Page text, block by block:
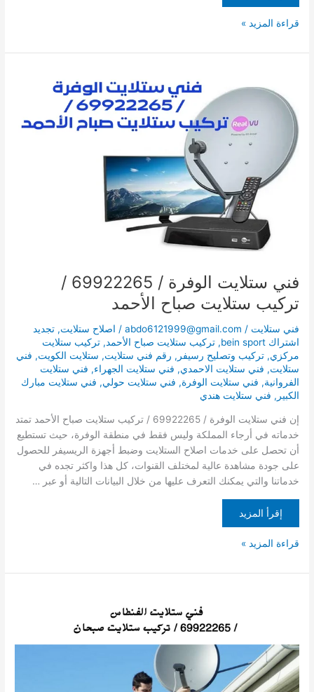
قراءة المزيد »
فني ستلايت الوفرة / 69922265 /
تركيب ستلايت صباح الأحمد
فني ستلايت /
abdo6121999@gmail.com
/ اصلاح ستلايت,تجديد
اشتراك bein sport
,تركيب ستلايت صباح الأحمد,تركيب ستلايت
مركزي,تركيب وتصليح رسيفر , رقم فني ستلايت, ستلايت الكويت, فني
ستلايت, فني ستلايت الاحمدي, فني ستلايت الجهراء, فني ستلايت
الفروانية, فني ستلايت الوفرة, فني ستلايت حولي, فني ستلايت مبارك
الكبير , فني ستلايت هندي
إن فني ستلايت الوفرة / 69922265 / تركيب ستلايت صباح الأحمد تمتد
خدماته في أرجاء المملكة وليس فقط في منطقة الوفرة، حيث تستطيع
أن تحصل على خدمات اصلاح الستلايت وضبط أجهزة الريسيفر للحصول
على جودة مشاهدة عالية لمختلف القنوات، كل هذا واكثر تجده في
خدماتنا والتي يمكنك التعرف عليها من خلال البيانات التالية أو عبر …
إقرأ المزيد
ستلايت
الوفرة
/
69922265
تركيب
ستلايت
قراءة المزيد »
69922265
/
تركيب